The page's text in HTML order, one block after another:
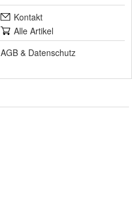
Kontakt
Alle Artikel
AGB & Datenschutz